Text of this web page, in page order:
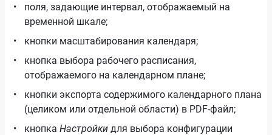
поля, задающие интервал, отображаемый на
временной шкале;
кнопки масштабирования календаря;
кнопка выбора рабочего расписания,
отображаемого на календарном плане;
кнопки экспорта содержимого календарного плана
(целиком или отдельной области) в PDF-файл;
кнопка Настройки для выбора конфигурации